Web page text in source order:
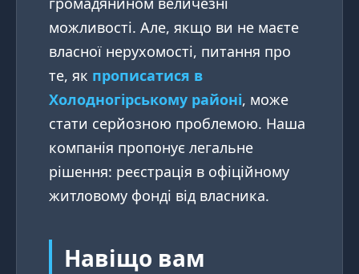
можливості. Але, якщо ви не маєте
власної нерухомості, питання про
те, як прописатися в
Холодногірському районі, може
стати серйозною проблемою. Наша
компанія пропонує легальне
рішення: реєстрація в офіційному
житловому фонді від власника.
Навіщо вам